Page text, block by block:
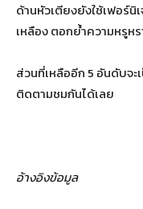
ด้านหัวเตียงยังใช้เฟอร์
เหลือง ตอกย้ำความหรูห
ส่วนที่เหลืออีก 5 อันดับจ
ติดตามชมกันได้เลย
อ้างอิงข้อมูล